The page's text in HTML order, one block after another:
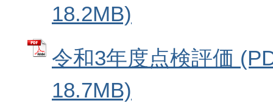
18.2MB)
令和3年度点検評価
18.7MB)